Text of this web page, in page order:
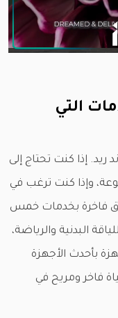
التي
إذا كنت تحتاج إلى
وإذا كنت ترغب في
فاخرة بخدمات خمس
البدنية والرياضة،
بأحدث الأجهزة
فاخر ومريح في